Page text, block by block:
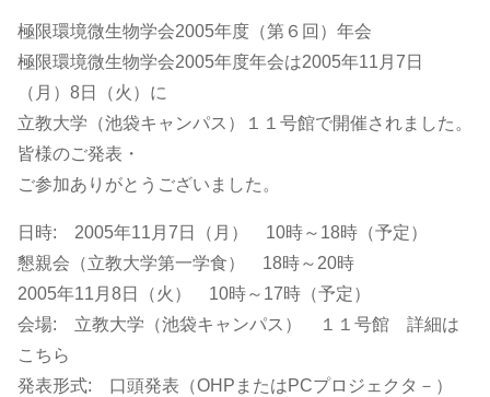
極限環境微生物学会2005年度（第６回）年会
極限環境微生物学会2005年度年会は2005年11月7日
（月）8日（火）に
立教大学（池袋キャンパス）１１号館で開催されました。
皆様のご発表・
ご参加ありがとうございました。
日時: 2005年11月7日（月） 10時～18時（予定）
懇親会（立教大学第一学食） 18時～20時
2005年11月8日（火） 10時～17時（予定）
会場: 立教大学（池袋キャンパス） １１号館 詳細は
こちら
発表形式: 口頭発表（OHPまたはPCプロジェクタ－）